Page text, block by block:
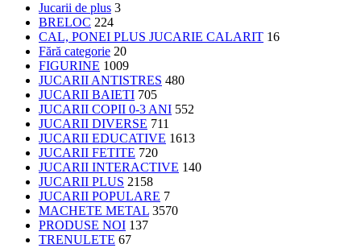
Jucarii de plus 3
BRELOC 224
CAL, PONEI PLUS JUCARIE CALARIT 16
Fără categorie 20
FIGURINE 1009
JUCARII ANTISTRES 480
JUCARII BAIETI 705
JUCARII COPII 0-3 ANI 552
JUCARII DIVERSE 711
JUCARII EDUCATIVE 1613
JUCARII FETITE 720
JUCARII INTERACTIVE 140
JUCARII PLUS 2158
JUCARII POPULARE 7
MACHETE METAL 3570
PRODUSE NOI 137
TRENULETE 67